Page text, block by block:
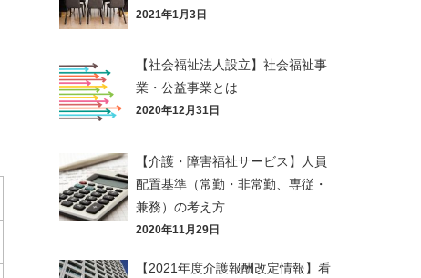
2021年1月3日
【社会福祉法人設立】社会福祉事
業・公益事業とは
2020年12月31日
【介護・障害福祉サービス】人員
配置基準（常勤・非常勤、専従・
兼務）の考え方
2020年11月29日
【2021年度介護報酬改定情報】看